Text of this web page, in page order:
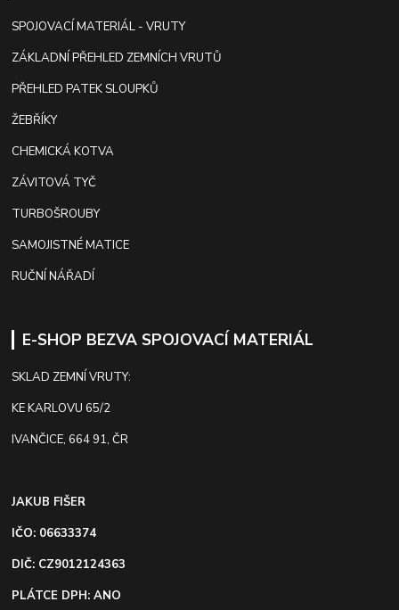
SPOJOVACÍ MATERIÁL - VRUTY
ZÁKLADNÍ PŘEHLED ZEMNÍCH VRUTŮ
PŘEHLED PATEK SLOUPKŮ
ŽEBŘÍKY
CHEMICKÁ KOTVA
ZÁVITOVÁ TYČ
TURBOŠROUBY
SAMOJISTNÉ MATICE
RUČNÍ NÁŘADÍ
E-SHOP BEZVA SPOJOVACÍ MATERIÁL
SKLAD ZEMNÍ VRUTY:
KE KARLOVU 65/2
IVANČICE, 664 91, ČR
JAKUB FIŠER
IČO: 06633374
DIČ: CZ9012124363
PLÁTCE DPH: ANO